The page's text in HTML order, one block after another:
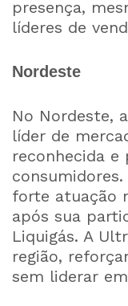
presença,
líderes de
Nordeste
No Nordeste,
líder de
reconhecida e
forte atuação
após sua
Liquigás. A
região,
sem liderar